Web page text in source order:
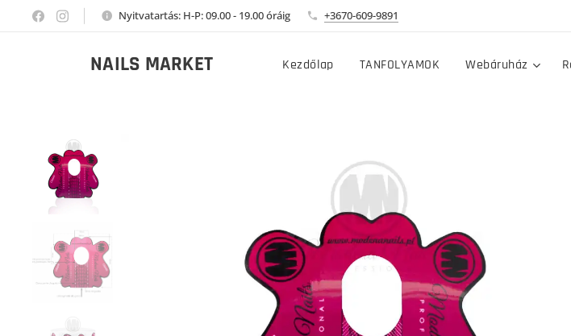
Nyitvatartás: H-P: 09.00 - 19.00 óráig +3670-609-9891
NAILS MARKET Kezdőlap TANFOLYAMOK Webáruház